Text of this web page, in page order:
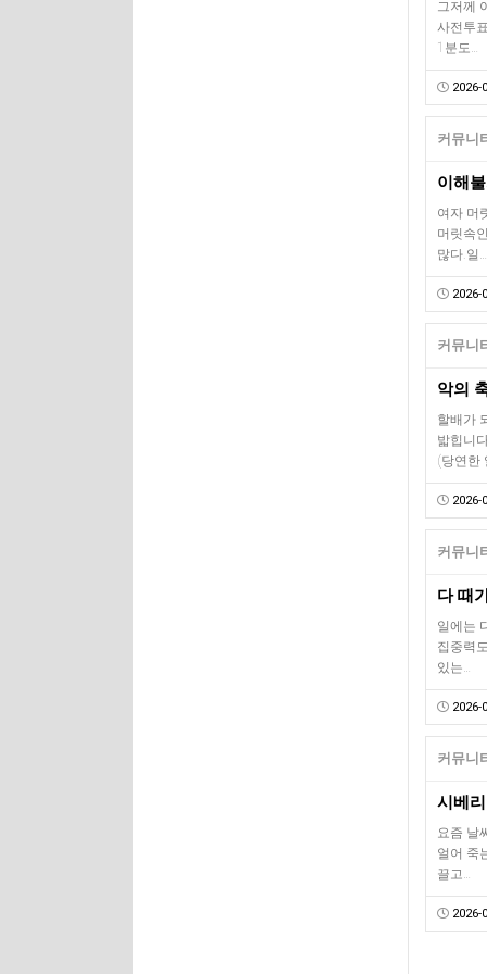
그저께
사전투
1분도…
2026-
커뮤니
이해
여자 머
머릿속
많다.일…
2026-
커뮤니
악의
할배가
밟힙니
(당연한
2026-
커뮤니
다 때
일에는
집중력
있는…
2026-
커뮤니
시베
요즘 날
얼어 죽
끌고…
2026-